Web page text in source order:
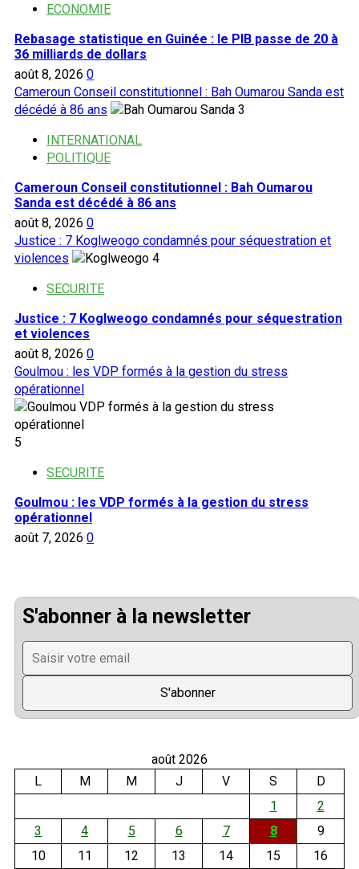
ECONOMIE
Rebasage statistique en Guinée : le PIB passe de 20 à
36 milliards de dollars
août 8, 2026 0
Cameroun Conseil constitutionnel : Bah Oumarou Sanda est
décédé à 86 ans
3
INTERNATIONAL
POLITIQUE
Cameroun Conseil constitutionnel : Bah Oumarou
Sanda est décédé à 86 ans
août 8, 2026 0
Justice : 7 Koglweogo condamnés pour séquestration et
violences
4
SECURITE
Justice : 7 Koglweogo condamnés pour séquestration
et violences
août 8, 2026 0
Goulmou : les VDP formés à la gestion du stress
opérationnel
5
SECURITE
Goulmou : les VDP formés à la gestion du stress
opérationnel
août 7, 2026 0
S'abonner à la newsletter
août 2026
L
M M J V S
D
1
2
3
4 5 6 7 8
9
10
11 12 13 14 15
16